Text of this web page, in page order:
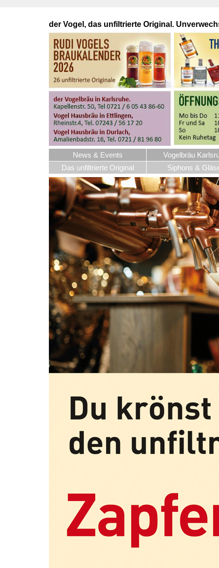
der Vogel, das unfiltrierte Original.
News & Events
Vogelbräu
Das unfiltrierte Original
Siphons &